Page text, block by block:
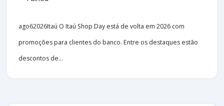
ago62026Itaú O Itaú Shop Day está de volta em 2026 com
promoções para clientes do banco. Entre os destaques estão
descontos de...